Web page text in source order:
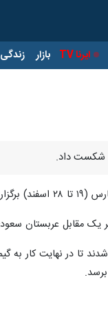
ایرنا TV بازار زندگی